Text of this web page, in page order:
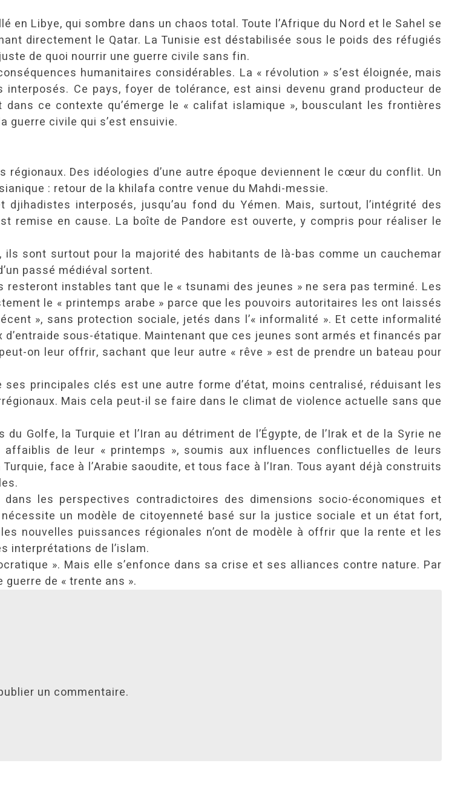
en Libye, qui sombre dans un chaos total. Toute l’Afrique du Nord et le Sahel se
directement le Qatar. La Tunisie est déstabilisée sous le poids des réfugiés
de quoi nourrir une guerre civile sans fin.
humanitaires considérables. La « révolution » s’est éloignée, mais
Ce pays, foyer de tolérance, est ainsi devenu grand producteur de
dans ce contexte qu’émerge le « califat islamique », bousculant les frontières
guerre civile qui s’est ensuivie.
Des idéologies d’une autre époque deviennent le cœur du conflit. Un
: retour de la khilafa contre venue du Mahdi-messie.
interposés, jusqu’au fond du Yémen. Mais, surtout, l’intégrité des
remise en cause. La boîte de Pandore est ouverte, y compris pour réaliser le
sont surtout pour la majorité des habitants de là-bas comme un cauchemar
passé médiéval sortent.
instables tant que le « tsunami des jeunes » ne sera pas terminé. Les
le « printemps arabe » parce que les pouvoirs autoritaires les ont laissés
», sans protection sociale, jetés dans l’« informalité ». Et cette informalité
sous-étatique. Maintenant que ces jeunes sont armés et financés par
on leur offrir, sachant que leur autre « rêve » est de prendre un bateau pour
ses principales clés est une autre forme d’état, moins centralisé, réduisant les
Mais cela peut-il se faire dans le climat de violence actuelle sans que
Golfe, la Turquie et l’Iran au détriment de l’Égypte, de l’Irak et de la Syrie ne
de leur « printemps », soumis aux influences conflictuelles de leurs
face à l’Arabie saoudite, et tous face à l’Iran. Tous ayant déjà construits
les perspectives contradictoires des dimensions socio-économiques et
un modèle de citoyenneté basé sur la justice sociale et un état fort,
nouvelles puissances régionales n’ont de modèle à offrir que la rente et les
interprétations de l’islam.
». Mais elle s’enfonce dans sa crise et ses alliances contre nature. Par
de « trente ans ».
un commentaire.